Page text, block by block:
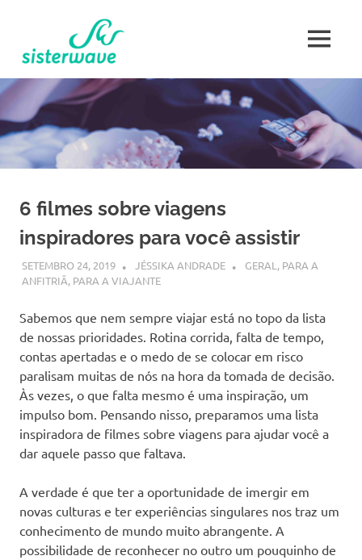
content
Viajante
MENU
6 filmes sobre viagens
inspiradores para você assistir
SETEMBRO 24, 2019 JÉSSIKA ANDRADE GERAL , PARA A
ANFITRIÃ, PARA A VIAJANTE
Sabemos que nem sempre viajar está no topo da lista
de nossas prioridades. Rotina corrida, falta de tempo,
contas apertadas e o medo de se colocar em risco
paralisam muitas de nós na hora da tomada de decisão.
Às vezes, o que falta mesmo é uma inspiração, um
impulso bom. Pensando nisso, preparamos uma lista
inspiradora de filmes sobre viagens para ajudar você a
dar aquele passo que faltava.
A verdade é que ter a oportunidade de imergir em
novas culturas e ter experiências singulares nos traz um
conhecimento de mundo muito abrangente. A
possibilidade de reconhecer no outro um pouquinho de